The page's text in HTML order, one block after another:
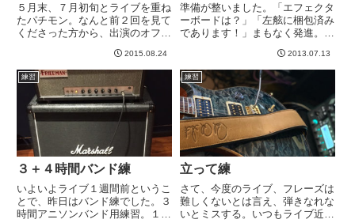
５月末、７月初旬とライブを重ね
たパチモン。なんと前２回を見て
くださった方から、出演のオファ
のよ？とか言ってみました。もち
ろん、我々が支払う料金のことで
すよ！www間違ってももらえま
せんwwなんと日付は１０月３
日...
2015.08.24
準備が整いました。「エフェクタ
ーボードは？」「左舷に梱包済み
であります！」まもなく発進。緒
テップバスを戦場に誘い込めるか
どうか。。。中盤戦は駅の階段。
ここは、たとえしばらく時間がか
かったとしてもエレベーターの
援...
2013.07.13
練習
３＋４時間バンド練
いよいよライブ１週間前というこ
とで、昨日はバンド練でした。３
時間アニソンバンド用練習。１
練習
立って練
さて、今度のライブ、フレーズは
難しくないとは言え、弾きなれな
いとミスする。いつもライブ近く